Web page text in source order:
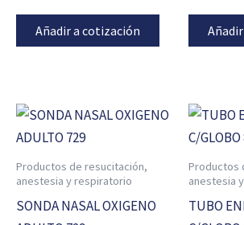
Añadir a cotización
Productos de resucitación,
anestesia y respiratorio
SONDA NASAL OXIGENO
Productos
anestesia
TUBO